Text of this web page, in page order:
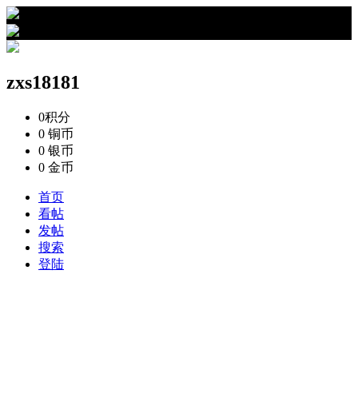
zxs18181
0积分
0 铜币
0 银币
0 金币
首页
看帖
发帖
搜索
登陆